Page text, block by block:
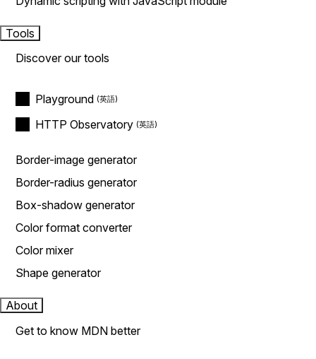
Tools
Discover our tools
Playground
HTTP Observatory
Border-image generator
Border-radius generator
Box-shadow generator
Color format converter
Color mixer
Shape generator
About
Get to know MDN better